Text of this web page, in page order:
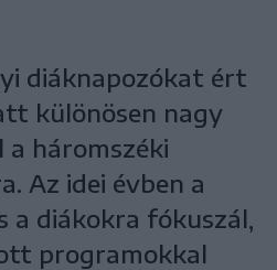
diáknapozókat ért
különösen nagy
háromszéki
Az idei évben a
a diákokra fókuszál,
programokkal